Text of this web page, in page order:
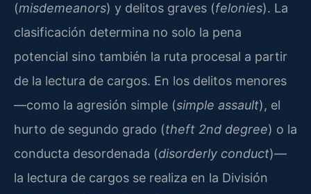
(misdemeanors) y delitos graves (felonies). La
clasificación determina no solo la pena
potencial sino también la ruta procesal a partir
de la lectura de cargos. En los delitos menores
—como la agresión simple (simple assault), el
hurto de segundo grado (theft 2nd degree) o la
conducta desordenada (disorderly conduct)—
la lectura de cargos se realiza en la División